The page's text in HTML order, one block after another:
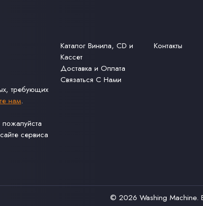
требующих
нам.
сервиса
Каталог Винила, CD и
Кассет
Доставка и Оплата
Связаться С Нами
Контакты
© 2026 Washing Machine.